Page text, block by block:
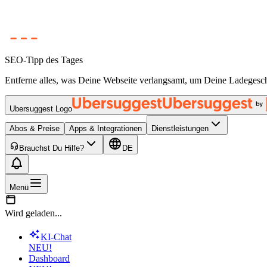
SEO-Tipp des Tages
Entferne alles, was Deine Webseite verlangsamt, um Deine
Ubersuggest Logo
Abos & Preise Apps & Integrationen Dienstleistungen
Brauchst Du Hilfe? DE
Menü
Wird geladen...
KI-Chat
NEU!
Dashboard